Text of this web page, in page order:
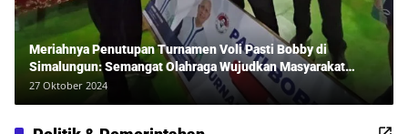
Meriahnya Penutupan Turnamen Voli Pasti Bobby di
Simalungun: Semangat Olahraga Wujudkan Masyarakat
Sehat Bersama Erwan Rozadi dan Ribuan Penonton!
27 Oktober 2024